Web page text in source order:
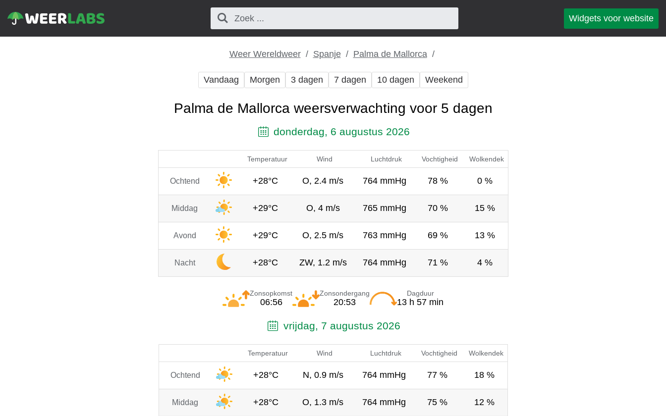
Widgets voor website
Weer Wereldweer Spanje Palma de Mallorca
Vandaag Morgen 3 dagen 7 dagen 10 dagen Weekend
Palma de Mallorca weersverwachting voor 5 dagen
donderdag, 6 augustus 2026
Temperatuur Wind Luchtdruk Vochtigheid Wolkendek
Ochtend +28°C O, 2.4 m/s 764 mmHg 78 % 0 %
Middag +29°C O, 4 m/s 765 mmHg 70 % 15 %
Avond +29°C O, 2.5 m/s 763 mmHg 69 % 13 %
Nacht +28°C ZW, 1.2 m/s 764 mmHg 71 % 4 %
Zonsopkomst
06:56
Zonsondergang
20:53
Dagduur
13 h 57 min
vrijdag, 7 augustus 2026
Temperatuur Wind Luchtdruk Vochtigheid Wolkendek
Ochtend +28°C N, 0.9 m/s 764 mmHg 77 % 18 %
Middag +28°C O, 1.3 m/s 764 mmHg 75 % 12 %